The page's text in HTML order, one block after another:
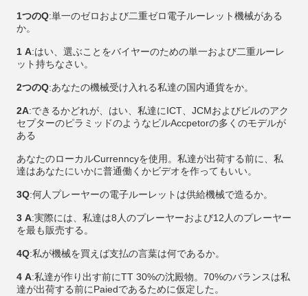
1つのQ:単一のゼロおよび二重ゼロ電子ルーレット機械がある
か。
1 A:はい、選ぶことをバイヤーのための単一および二重ルーレ
ット持ちなさい。
2つのQ:あなたの機械受け入れる私達の国内通貨をか。
2A:できるかどれが、はい、私達にICT、JCMおよびビルのアク
セプターのピラミッドのようなビルAccpetorの多くのモデルが
ある
あなたのローカルCurrenncyを使用。私達が出荷する前に、私
達はあなたにいかに普通働くかビデオを作ってもいい。
3Q:何人プレーヤーの電子ルーレットは供給機械で造るか。
3 A:実際には、私達は8人のプレーヤーおよび12人のプレーヤー
を最も販売する。
4Q:私が機械を買えば支払の言葉は何であるか。
4 A:私達が作り出す前にTT 30%の沈殿物。70%のバランスは私
達が出荷する前にPaiedであるために仮定した。